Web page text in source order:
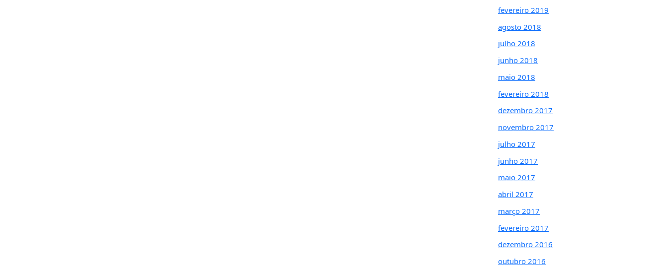
fevereiro 2019
agosto 2018
julho 2018
junho 2018
maio 2018
fevereiro 2018
dezembro 2017
novembro 2017
julho 2017
junho 2017
maio 2017
abril 2017
março 2017
fevereiro 2017
dezembro 2016
outubro 2016